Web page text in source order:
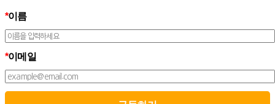
해 어떠한 조치가 취해지고 있는지 알려드립니다.
3. 스톤브랜드커뮤니케이션즈는 개인정보처리방침의 지속적인 개선을 위하여
개정하는데 필요한 절차를 정하고 있으며, 개인정보처리방침을 회사의 필요와
경우 버전번호 등을 부여하여 개정된 사항을 이용자께서 쉽게 알아볼 수 있도
록 하고 있습니다.
02. 수집하는 개인정보의 항목 및 수집방법
*이름
*이메일